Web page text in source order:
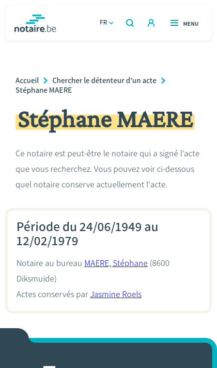
FR
OUVERT
RECHERCHER
OUVERT
MENU
Relations et vivre ensemble
Héritage et donations
Le notaire
Breadcrumb
Accueil
Chercher le détenteur d'un acte
Stéphane MAERE
Stéphane MAERE
Ce notaire est peut-être le notaire qui a signé l'acte
que vous recherchez. Vous pouvez voir ci-dessous
quel notaire conserve actuellement l'acte.
Période du 24/06/1949 au
12/02/1979
Notaire au bureau MAERE, Stéphane (8600
Diksmuide)
Actes conservés par Jasmine Roels